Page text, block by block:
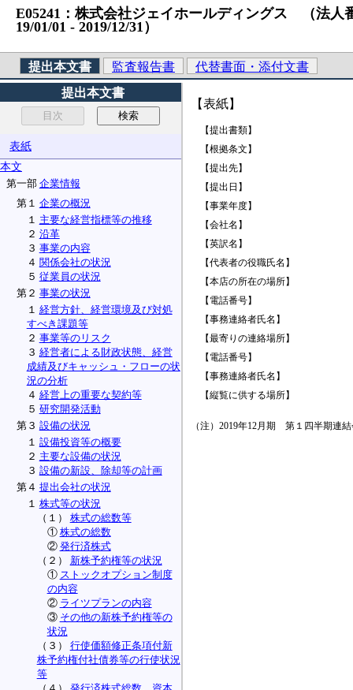
E05241：株式会社ジェイホールディングス （法人
19/01/01 ‐ 2019/12/31）
提出本文書 監査報告書
代替書面・添付文書
提出本文書